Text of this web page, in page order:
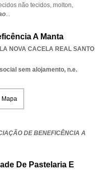
não tecidos, molton,
...
A Manta
NOVA CACELA REAL SANTO
sem alojamento, n.e.
Mapa
DE BENEFICÊNCIA A
De Pastelaria E